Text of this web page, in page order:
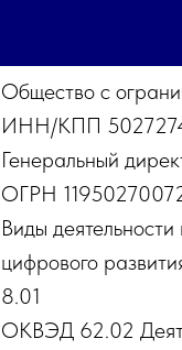
Общество с
ИНН/КПП
Генеральный
ОГРН
Виды
цифрового
8.01
ОКВЭД 62.02